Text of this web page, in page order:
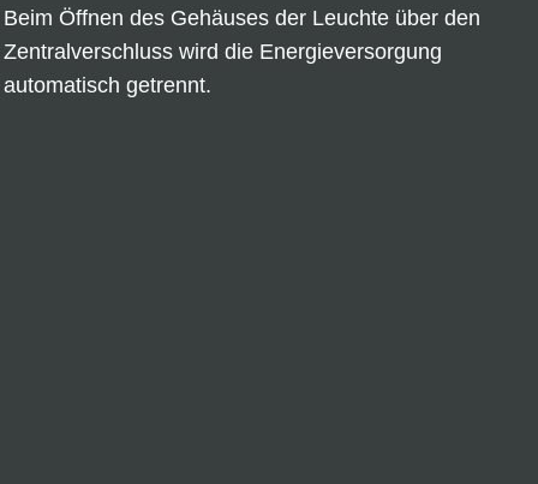
Beim Öffnen des Gehäuses der Leuchte über den
Zentralverschluss wird die Energieversorgung
automatisch getrennt.